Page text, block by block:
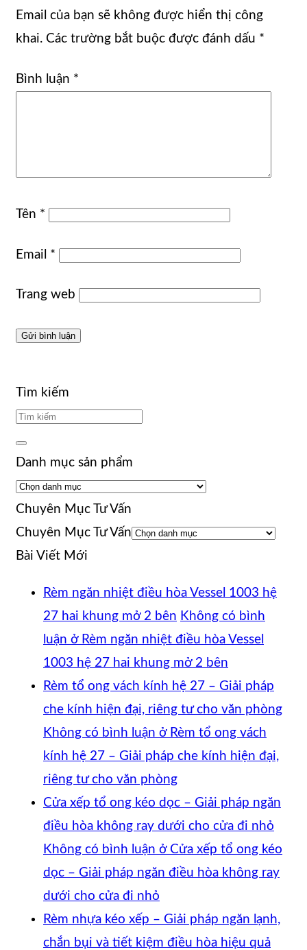
Email của bạn sẽ không được hiển thị công
khai. Các trường bắt buộc được đánh dấu *
Bình luận *
Tên *
Email *
Trang web
Tìm kiếm
Danh mục sản phẩm
Chuyên Mục Tư Vấn
Chuyên Mục Tư Vấn
Bài Viết Mới
Rèm ngăn nhiệt điều hòa Vessel 1003 hệ
27 hai khung mở 2 bên Không có bình
luận ở Rèm ngăn nhiệt điều hòa Vessel
1003 hệ 27 hai khung mở 2 bên
Rèm tổ ong vách kính hệ 27 – Giải pháp
che kính hiện đại, riêng tư cho văn phòng
Không có bình luận ở Rèm tổ ong vách
kính hệ 27 – Giải pháp che kính hiện đại,
riêng tư cho văn phòng
Cửa xếp tổ ong kéo dọc – Giải pháp ngăn
điều hòa không ray dưới cho cửa đi nhỏ
Không có bình luận ở Cửa xếp tổ ong kéo
dọc – Giải pháp ngăn điều hòa không ray
dưới cho cửa đi nhỏ
Rèm nhựa kéo xếp – Giải pháp ngăn lạnh,
chắn bụi và tiết kiệm điều hòa hiệu quả